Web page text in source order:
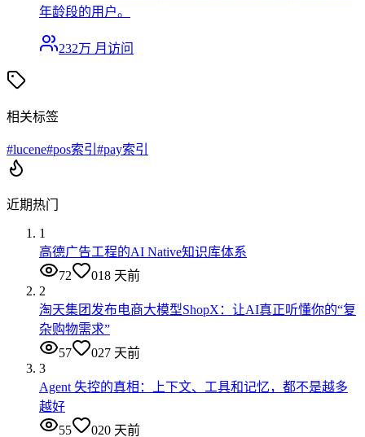
年龄段的用户。
232万 月访问
相关标签
#lucene#pos索引 #pay索引
近期热门
1
高德广告工程的AI Native知识库体系
72
018 天前
2
淘天集团发布电商大模型ShopX：让AI真正听懂你的“复
杂购物需求”
57
027 天前
3
Agent 失控的真相：上下文、工具和记忆，都不是越多
越好
55
020 天前